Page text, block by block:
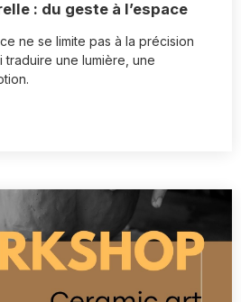
: du geste à l’espace
ne se limite pas à la précision
traduire une lumière, une